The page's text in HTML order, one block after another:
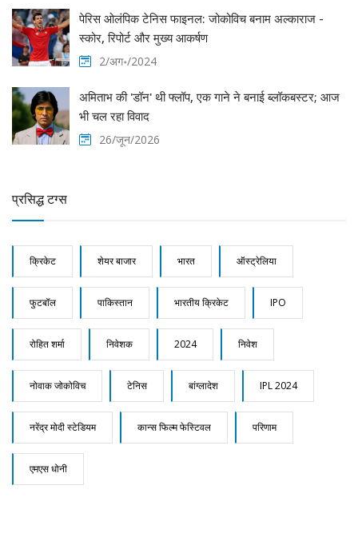
पेरिस ओलंपिक टेनिस फाइनल: जोकोविच बनाम अल्काराज -
स्कोर, रिपोर्ट और मुख्य आकर्षण
2/अग॰/2024
अमिताभ की 'डॉन' थी फ्लॉप, एक गाने ने बनाई ब्लॉकबस्टर; आज
भी चल रहा विवाद
26/जून/2026
प्रसिद्ध टग्स
क्रिकेट शेयर बाजार भारत ऑस्ट्रेलिया
फुटबॉल पाकिस्तान भारतीय क्रिकेट IPO
रोहित शर्मा निवेशक 2024 निवेश
नोवाक जोकोविच टेनिस बांग्लादेश IPL 2024
नरेंद्र मोदी स्टेडियम कान्स फिल्म फेस्टिवल परिणाम
एमएस धोनी